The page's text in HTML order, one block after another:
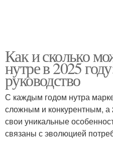
Как и сколько
нутре в 2025
руководство
С каждым годом нутра
сложным и конкурентным, а
свои уникальные
связаны с эволюцией